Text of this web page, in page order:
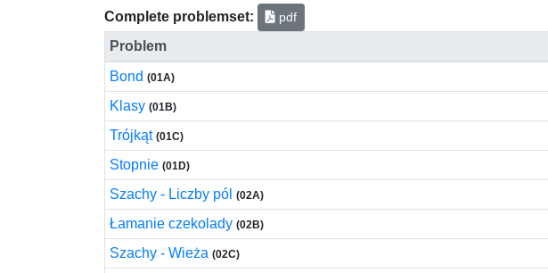
Complete problemset: pdf
Problem
Bond (01A)
Klasy (01B)
Trójkąt (01C)
Stopnie (01D)
Szachy - Liczby pól (02A)
Łamanie czekolady (02B)
Szachy - Wieża (02C)